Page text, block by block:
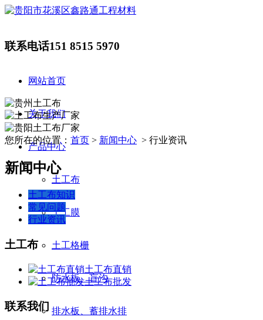
联系电话151 8515 5970
网站首页
关于我们
产品中心
土工布
土工膜
土工格栅
防水板、盲沟
排水板、蓄排水排
您所在的位置： 首页 > 新闻中心 > 行业资讯
新闻中心
土工布知识
常见问题
行业资讯
土工布
土工布直销
土工布批发
联系我们